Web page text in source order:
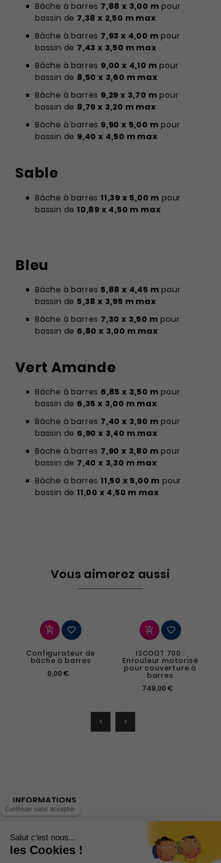
Bâche à barres 7,88 x 3,00 m pour
bassin de 7,38 x 2,50 m max
Bâche à barres 7,93 x 4,00 m pour
bassin de 7,43 x 3,50 m max
Bâche à barres 9,00 x 4,10 m pour
bassin de 8,50 x 3,60 m max
Bâche à barres 9,29 x 3,70 m pour
bassin de 8,79 x 3,20 m max
Bâche à barres 9,90 x 5,00 m pour
bassin de 9,40 x 4,50 m max
Sable
Bâche à barres 11,39 x 5,00 m pour
bassin de10,89 x 4,50 m max
Bleu
Bâche à barres 5,88 x 4,45 m pour
bassin de 5,38 x 3,95 m max
Bâche à barres 7,30 x 3,50 m pour
bassin de 6,80 x 3,00 m max
Vert Amande
Bâche à barres 6,85 x 3,50 m pour
bassin de 6,35 x 3,00 m max
Bâche à barres 7,40 x 3,90 m pour
bassin de 6,90 x 3,40 m max
Bâche à barres 7,90 x 3,80 m pour
bassin de 7,40 x 3,30 m max
Bâche à barres 11,50 x 5,00 m pour
bassin de11,00 x 4,50 m max
Vous aimerez aussi
 
Configurateur de
bâche à barres
0,00 €
 
ISCOOT 700 :
Enrouleur motorisé
pour couverture à
barres
749,00 €
 
INFORMATIONS
NOTRE SOCIÉTÉ